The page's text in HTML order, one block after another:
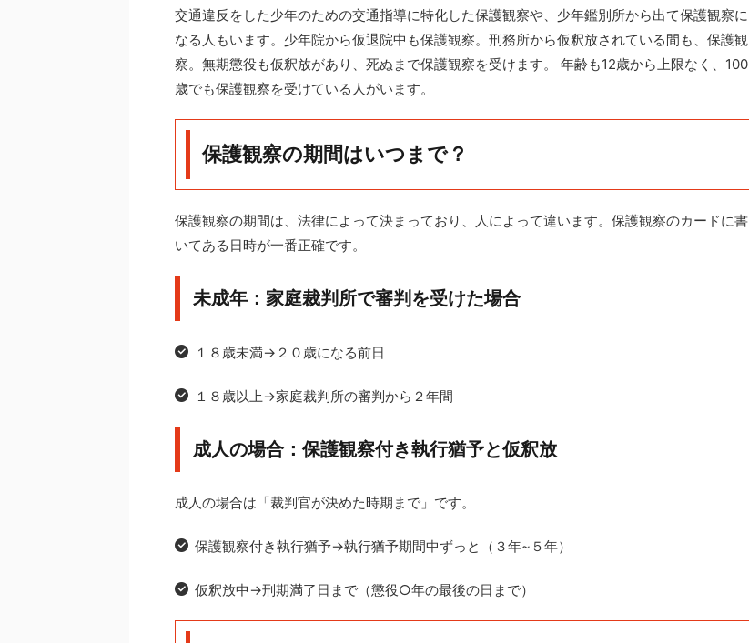
交通違反をした少年のための交通指導に特化した保護観察や、少年鑑別所から出て保護観察に
なる人もいます。少年院から仮退院中も保護観察。刑務所から仮釈放されている間も、保護観
察。無期懲役も仮釈放があり、死ぬまで保護観察を受けます。 年齢も12歳から上限なく、100
歳でも保護観察を受けている人がいます。
保護観察の期間はいつまで？
保護観察の期間は、法律によって決まっており、人によって違います。保護観察のカードに書
いてある日時が一番正確です。
未成年：家庭裁判所で審判を受けた場合
１８歳未満→２０歳になる前日
１８歳以上→家庭裁判所の審判から２年間
成人の場合：保護観察付き執行猶予と仮釈放
成人の場合は「裁判官が決めた時期まで」です。
保護観察付き執行猶予→執行猶予期間中ずっと（３年~５年）
仮釈放中→刑期満了日まで（懲役○年の最後の日まで）